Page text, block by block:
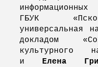
ГБУК
универсальная
докладом
культурного
и Елена